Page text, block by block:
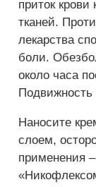
приток
тканей.
лекарства
боли.
около часа
Подвижность
Наносите
слоем,
применения